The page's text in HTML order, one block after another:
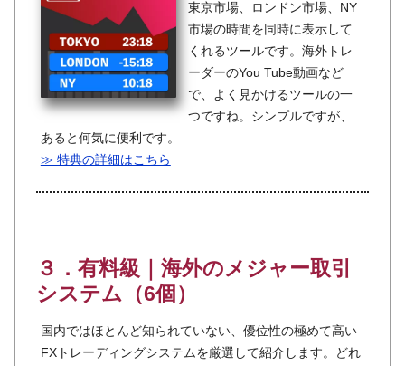
東京市場、ロンドン市場、NY
市場の時間を同時に表示して
くれるツールです。海外トレ
ーダーのYou Tube動画など
で、よく見かけるツールの一
つですね。シンプルですが、
あると何気に便利です。
≫ 特典の詳細はこちら
３．有料級｜海外のメジャー取引
システム（6個）
国内ではほとんど知られていない、優位性の極めて高い
FXトレーディングシステムを厳選して紹介します。どれ